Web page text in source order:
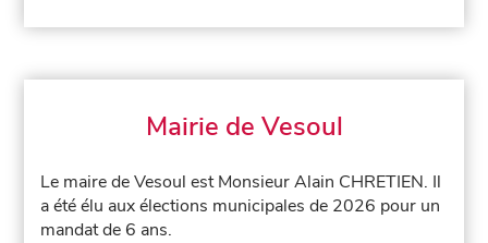
Mairie de Vesoul
Le maire de Vesoul est Monsieur Alain CHRETIEN. Il
a été élu aux élections municipales de 2026 pour un
mandat de 6 ans.